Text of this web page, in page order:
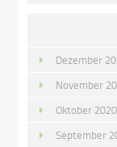
Dezember
November
Oktober 2020
September